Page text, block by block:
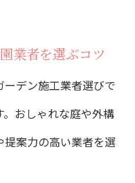
業者を選ぶコツ
ーデン施工業者選びで
おしゃれな庭や外構
提案力の高い業者を選